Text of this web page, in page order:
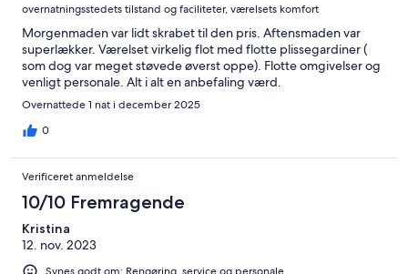
overnatningsstedets tilstand og faciliteter, værelsets komfort
Morgenmaden var lidt skrabet til den pris. Aftensmaden var
superlækker. Værelset virkelig flot med flotte plissegardiner (
som dog var meget støvede øverst oppe). Flotte omgivelser og
venligt personale. Alt i alt en anbefaling værd.
Overnattede 1 nat i december 2025
0
Verificeret anmeldelse
10/10 Fremragende
Kristina
12. nov. 2023